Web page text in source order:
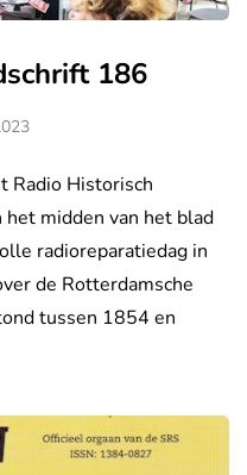
186
Radio Historisch
midden van het blad
radioreparatiedag in
de Rotterdamsche
tussen 1854 en